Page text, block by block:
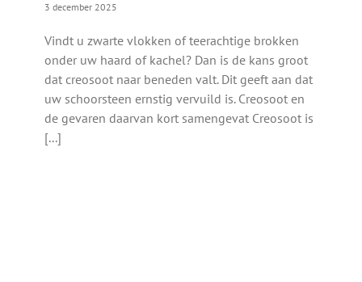
3 december 2025
Vindt u zwarte vlokken of teerachtige brokken
onder uw haard of kachel? Dan is de kans groot
dat creosoot naar beneden valt. Dit geeft aan dat
uw schoorsteen ernstig vervuild is. Creosoot en
de gevaren daarvan kort samengevat Creosoot is
[...]